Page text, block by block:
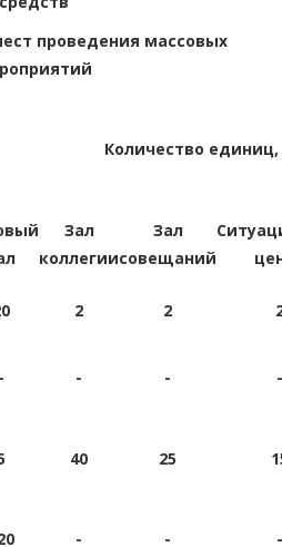
проведения массовых
Количество
Зал
коллегии
Зал
совещаний
2 2
- - - -
40 25
- - -